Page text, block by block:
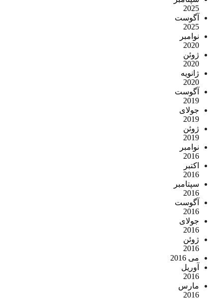
2025
آگوست
2025
نوامبر
2020
ژوئن
2020
ژانویه
2020
آگوست
2019
جولای
2019
ژوئن
2019
نوامبر
2016
اکتبر
2016
سپتامبر
2016
آگوست
2016
جولای
2016
ژوئن
2016
می 2016
آوریل
2016
مارس
2016